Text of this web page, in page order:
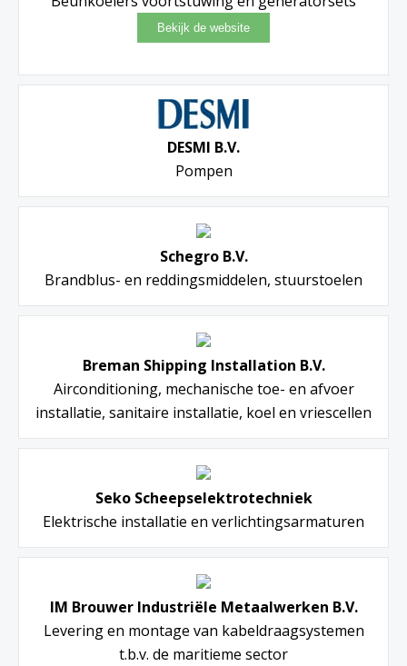
DESMI B.V.
Pompen
Schegro B.V.
Brandblus- en reddingsmiddelen, stuurstoelen
Breman Shipping Installation B.V.
Airconditioning, mechanische toe- en afvoer
installatie, sanitaire installatie, koel en vriescellen
Seko Scheepselektrotechniek
Elektrische installatie en verlichtingsarmaturen
IM Brouwer Industriële Metaalwerken B.V.
Levering en montage van kabeldraagsystemen
t.b.v. de maritieme sector